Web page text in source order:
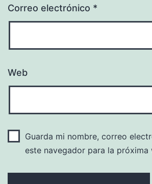
Correo electrónico *
Web
Guarda mi nombre, correo
este navegador para la próxima